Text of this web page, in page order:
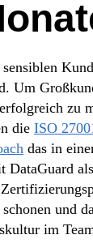
Um
zu
die ISO
das in
DataGuard
und
im